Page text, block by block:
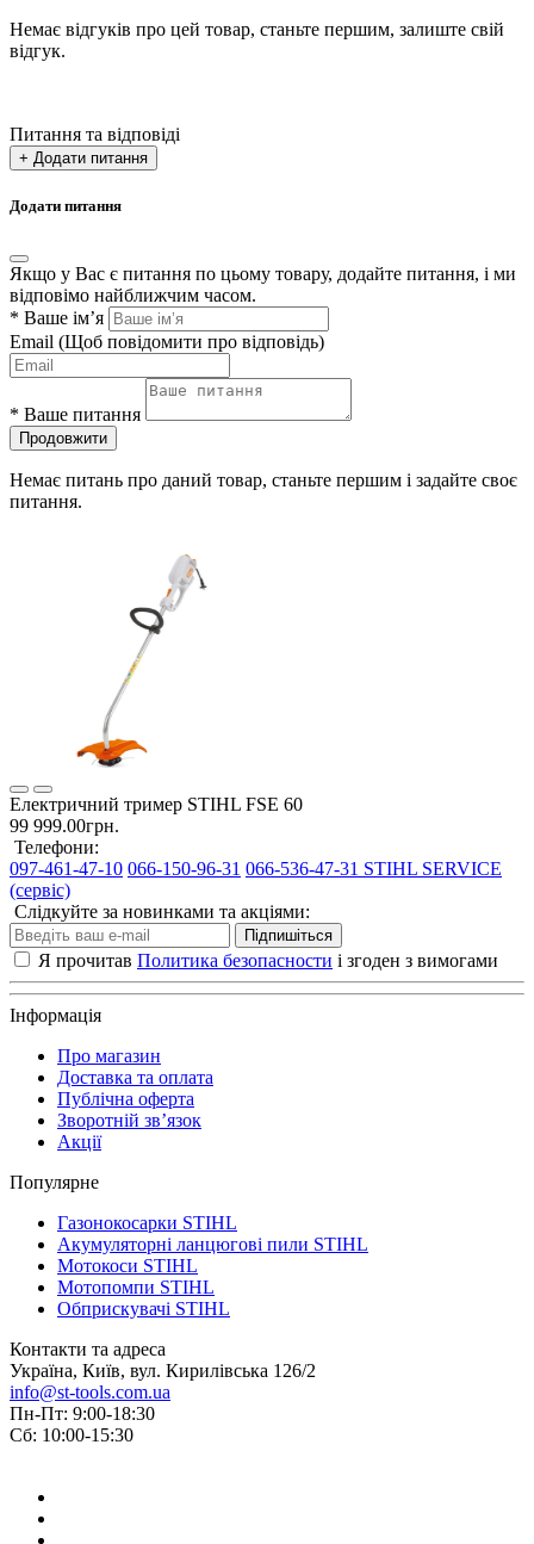
Немає відгуків про цей товар, станьте першим, залиште свій
відгук.
Питання та відповіді
+ Додати питання
Додати питання
Якщо у Вас є питання по цьому товару, додайте питання, і ми
відповімо найближчим часом.
* Ваше ім’я
Email (Щоб повідомити про відповідь)
* Ваше питання
Продовжити
Немає питань про даний товар, станьте першим і задайте своє
питання.
Електричний тример STIHL FSE 60
99 999.00грн.
Телефони:
097-461-47-10 066-150-96-31 066-536-47-31 STIHL SERVICE
(сервіс)
Слідкуйте за новинками та акціями:
Підпишіться
Я прочитав Политика безопасности і згоден з вимогами
Інформація
Про магазин
Доставка та оплата
Публічна оферта
Зворотній зв’язок
Акції
Популярне
Газонокосарки STIHL
Акумуляторні ланцюгові пили STIHL
Мотокоси STIHL
Мотопомпи STIHL
Обприскувачі STIHL
Контакти та адреса
Україна, Київ, вул. Кирилівська 126/2
info@st-tools.com.ua
Пн-Пт: 9:00-18:30
Сб: 10:00-15:30